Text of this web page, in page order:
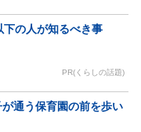
下の人が知るべき事
PR(くらしの話題)
が通う保育園の前を歩い